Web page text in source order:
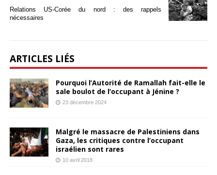
Relations US-Corée du nord : des rappels
nécessaires
ARTICLES LIÉS
Pourquoi l’Autorité de Ramallah fait-elle le
sale boulot de l’occupant à Jénine ?
23 décembre 2024
Malgré le massacre de Palestiniens dans
Gaza, les critiques contre l’occupant
israélien sont rares
10 avril 2018